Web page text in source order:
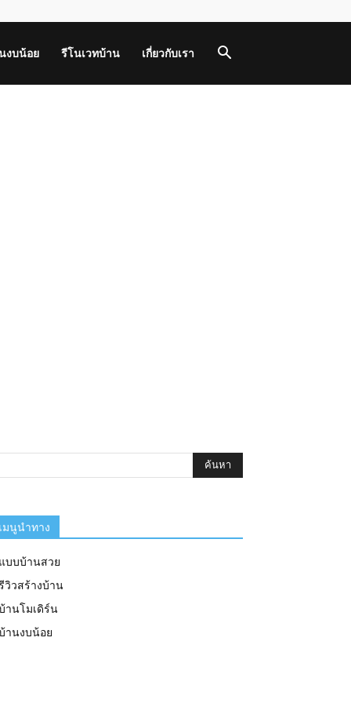
งบน้อย รีโนเวทบ้าน เกี่ยวกับเรา
เมนูนำทาง
แบบบ้านสวย
วิวสร้างบ้าน
านโมเดิร์น
านงบน้อย